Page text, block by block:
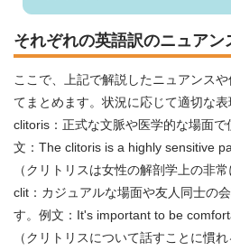
それぞれの英語訳のニュア
ここで、上記で解説したニュアンス
てまとめます。状況に応じて適切な表
clitoris：正式な文脈や医学的な場面で
文：The clitoris is a highly sensitive
（クリトリスは女性の解剖学上の非
clit：カジュアルな場面や友人同士の
す。例文：It's important to be
（クリトリスについて話すことに慣